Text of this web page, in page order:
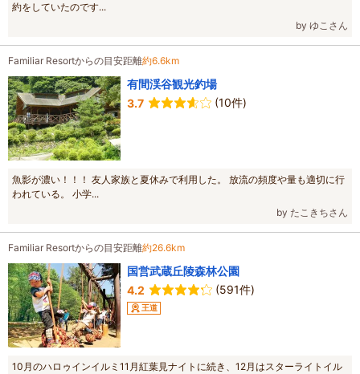
約をしていたのです...
by ゆこさん
Familiar Resortからの目安距離約6.6km
有間渓谷観光釣場
3.7
(10件)
魚影が濃い！！！ 友人家族と夏休みで利用した。 放流の頻度や量も適切に行
われている。 小学...
by たこきちさん
Familiar Resortからの目安距離約26.6km
国営武蔵丘陵森林公園
4.2
(591件)
王道
10月のハロゥインイルミ11月紅葉見ナイトに続き、12月はスターライトイル